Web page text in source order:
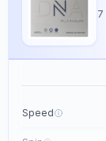
7
Speed